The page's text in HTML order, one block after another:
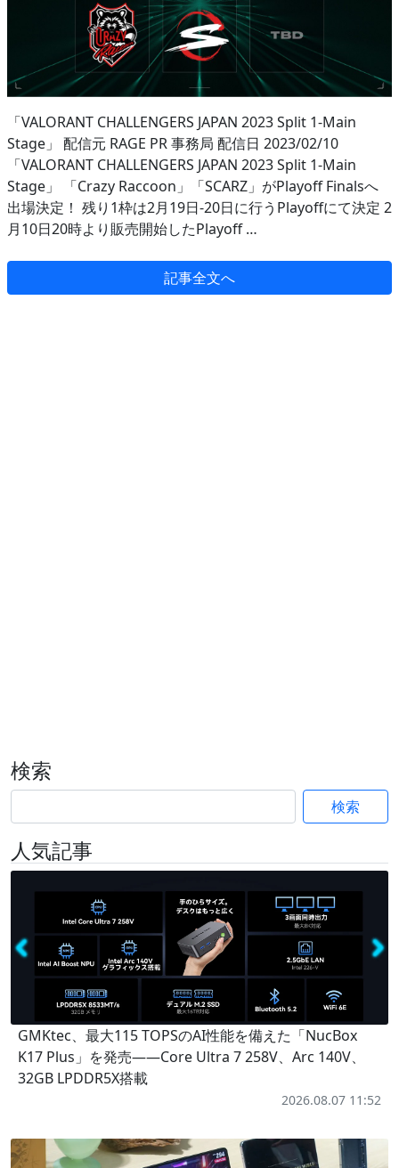
「VALORANT CHALLENGERS JAPAN 2023 Split 1-Main
Stage」 配信元 RAGE PR 事務局 配信日 2023/02/10
「VALORANT CHALLENGERS JAPAN 2023 Split 1-Main
Stage」 「Crazy Raccoon」「SCARZ」がPlayoff Finalsへ
出場決定！ 残り1枠は2月19日-20日に行うPlayoffにて決定 2
月10日20時より販売開始したPlayoff …
記事全文へ
検索
検索
人気記事
GMKtec、最大115 TOPSのAI性能を備えた「NucBox
K17 Plus」を発売――Core Ultra 7 258V、Arc 140V、
32GB LPDDR5X搭載
2026.08.07 11:52